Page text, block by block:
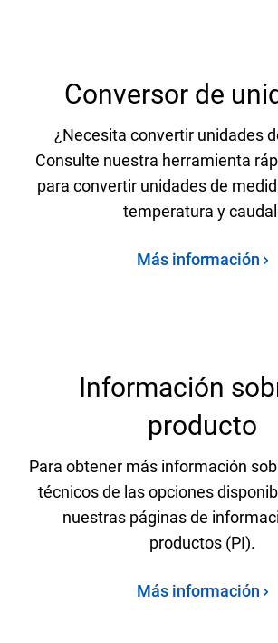
Conversor de
¿Necesita convertir unidades
Consulte nuestra herramienta
para convertir unidades de
temperatura y
Más información
Información
producto
Para obtener más información
técnicos de las opciones
nuestras páginas de
productos (PI).
Más información